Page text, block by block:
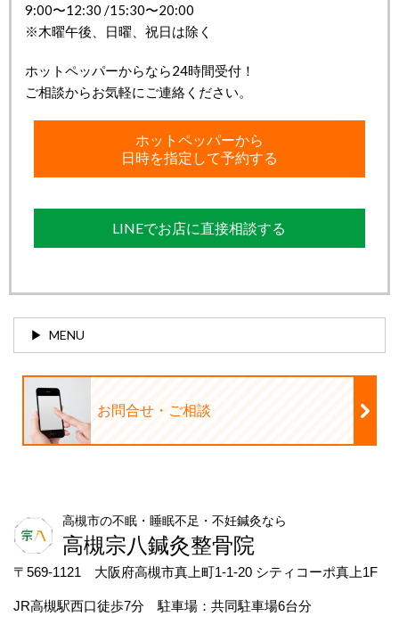
9:00〜12:30 /15:30〜20:00
※木曜午後、日曜、祝日は除く
ホットペッパーからなら24時間受付！
ご相談からお気軽にご連絡ください。
ホットペッパーから
日時を指定して予約する
LINEでお店に直接相談する
MENU
お問合せ・ご相談
高槻市の不眠・睡眠不足・不妊鍼灸なら
高槻宗八鍼灸整骨院
〒569-1121 大阪府高槻市真上町1-1-20 シティコーポ真上1F
JR高槻駅西口徒歩7分 駐車場：共同駐車場6台分